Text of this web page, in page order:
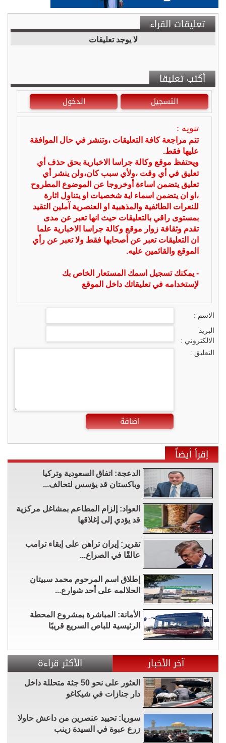
تعليقات القراء
لا يوجد تعليقات
أكتب تعليقا
التسجيل الدخول
تنويه :
تتم مراجعة كافة التعليقات ،وتنشر في حال الموافقة
عليها فقط.
ويحتفظ موقع وكالة جراسا الاخبارية بحق حذف أي
تعليق في أي وقت ،ولأي سبب كان،ولن ينشر أي
تعليق يتضمن اساءة أوخروجا عن الموضوع المطروح
،او ان يتضمن اسماء اية شخصيات او يتناول اثارة
للنعرات الطائفية والمذهبية او العنصرية آملين التقيد
بمستوى راقي بالتعليقات حيث انها تعبر عن مدى
تقدم وثقافة زوار موقع وكالة جراسا الاخبارية علما
ان التعليقات تعبر عن أصحابها فقط ولا تعبر عن رأي
الموقع والقائمين عليه.
- يمكنك تسجيل اسمك المستعار الخاص بك
لإستخدامه في تعليقاتك داخل الموقع
الاسم :
البريد
الالكتروني :
التعليق :
اضافة
إقرأ أيضاً
الدعجة: اتفاق السعودية وتركيا
وباكستان قد يؤسس لتحالف...
العواد: إلزام المطاعم بمشاغل مركزية
قد يؤدي إلى إغلاقها
تقرير: إيران تراهن على إبقاء ترامب
عالقًا في الصراع...
إطلاق اسم المرحوم محمد سبيتان
الحلالمه على أحد شوارع...
الأمانة: المباشرة بمشروع المحطة
الرئيسية للباص السريع قريبًا
آخر الأخبار الأكثر قراءة
العثور على نحو 50 جثة متحللة داخل
دار جنازات في شيكاغو
سوريا: تحييد عنصرين من داعش حاولا
زرع عبوة في السيدة زينب